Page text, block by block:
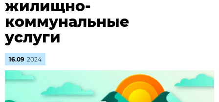
жилищно-
коммунальные
услуги
16.09 2024